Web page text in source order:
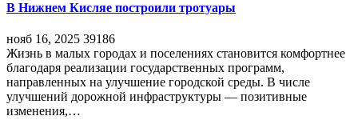
В Нижнем Кисляе построили тротуары
нояб 16, 2025 39186
Жизнь в малых городах и поселениях становится комфортнее
благодаря реализации государственных программ,
направленных на улучшение городской среды. В числе
улучшений дорожной инфраструктуры — позитивные
изменения,…